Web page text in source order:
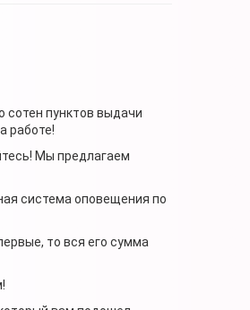
сотен пунктов выдачи
работе!
Мы предлагаем
система оповещения по
то вся его сумма